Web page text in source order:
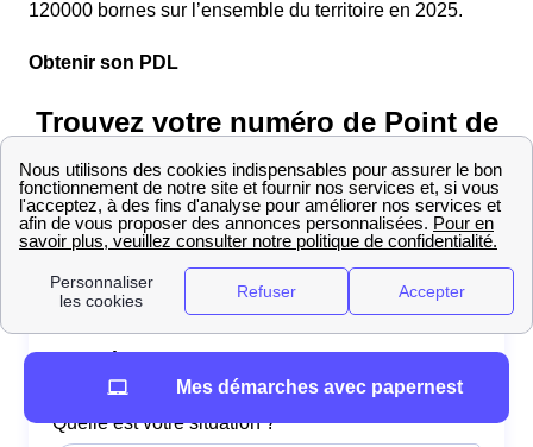
120000 bornes sur l’ensemble du territoire en 2025.
Obtenir son PDL
Mes démarches avec papernest